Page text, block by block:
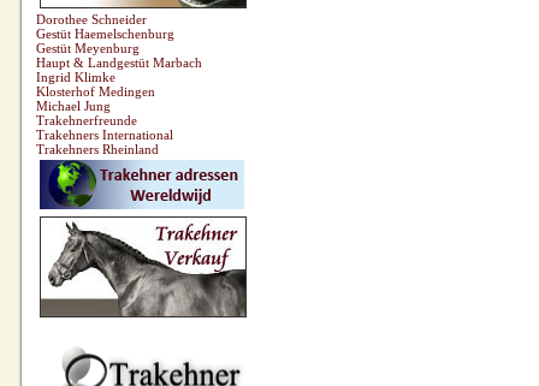
Dorothee Schneider
Gestüt Haemelschenburg
Gestüt Meyenburg
Haupt & Landgestüt Marbach
Ingrid Klimke
Klosterhof Medingen
Michael Jung
Trakehnerfreunde
Trakehners International
Trakehners Rheinland